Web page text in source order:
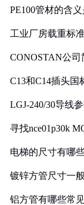
PE100管材的含
工业厂房载重标
CONOSTAN公司
C13和C14插头
LGJ-240/30导线
寻找nce01p30k
电梯的尺寸有哪
镀锌方管尺寸一
铝方管有哪些常